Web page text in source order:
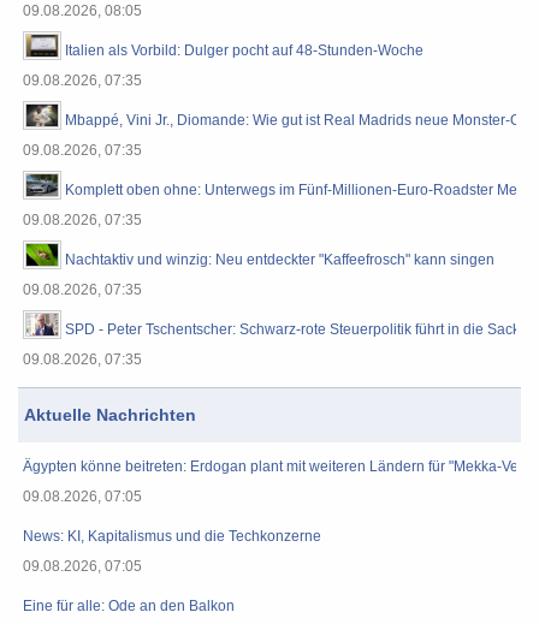
09.08.2026, 08:05
Italien als Vorbild: Dulger pocht auf 48-Stunden-Woche
09.08.2026, 07:35
Mbappé, Vini Jr., Diomande: Wie gut ist Real Madrids neue Monster-
09.08.2026, 07:35
Komplett oben ohne: Unterwegs im Fünf-Millionen-Euro-Roadster
09.08.2026, 07:35
Nachtaktiv und winzig: Neu entdeckter "Kaffeefrosch" kann singen
09.08.2026, 07:35
SPD - Peter Tschentscher: Schwarz-rote Steuerpolitik führt in die
09.08.2026, 07:35
Aktuelle Nachrichten
Ägypten könne beitreten: Erdogan plant mit weiteren Ländern für "Mekka-
09.08.2026, 07:05
News: KI, Kapitalismus und die Techkonzerne
09.08.2026, 07:05
Eine für alle: Ode an den Balkon